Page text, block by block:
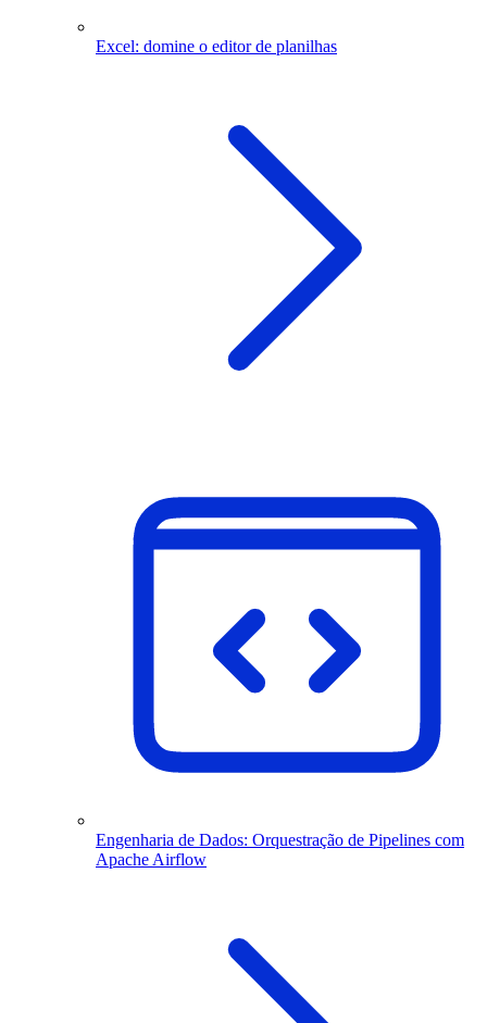
Excel: domine o editor de planilhas
Engenharia de Dados: Orquestração de Pipelines com
Apache Airflow